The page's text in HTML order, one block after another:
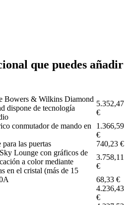
que puedes añadir
Bowers & Wilkins Diamond
dispone de tecnología
5.352,47
€
conmutador de mando en
1.366,59
€
las puertas
740,23 €
Lounge con gráficos de
a color mediante
en el cristal (más de 15
3.758,11
€
68,33 €
4.236,43
€